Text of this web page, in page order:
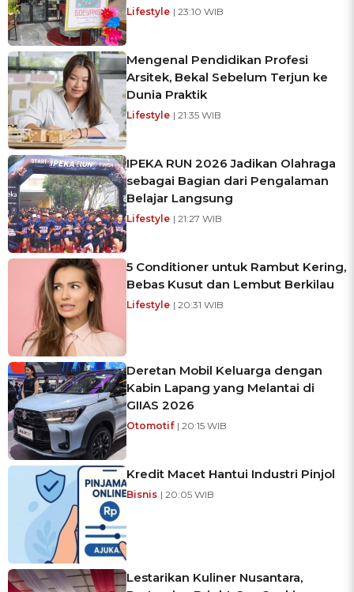
Lifestyle | 23:10 WIB
Mengenal Pendidikan Profesi
Arsitek, Bekal Sebelum Terjun ke
Dunia Praktik
Lifestyle | 21:35 WIB
IPEKA RUN 2026 Jadikan Olahraga
sebagai Bagian dari Pengalaman
Belajar Langsung
Lifestyle | 21:27 WIB
5 Conditioner untuk Rambut Kering,
Bebas Kusut dan Lembut Berkilau
Lifestyle | 20:31 WIB
Deretan Mobil Keluarga dengan
Kabin Lapang yang Melantai di
GIIAS 2026
Otomotif | 20:15 WIB
Kredit Macet Hantui Industri Pinjol
Bisnis | 20:05 WIB
Lestarikan Kuliner Nusantara,